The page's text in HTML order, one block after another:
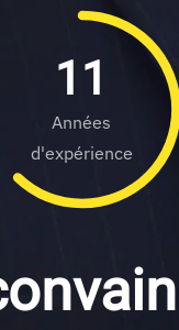
11
Années
d'expérience